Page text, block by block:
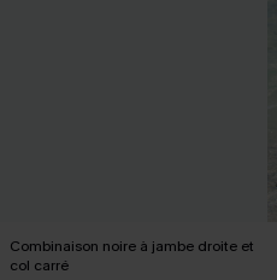
Combinaison noire à jambe droite et
col carré